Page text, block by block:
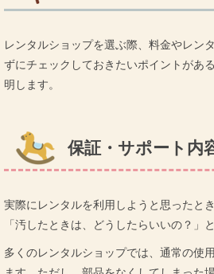
レンタルショップを選ぶ際、料金やレン
ずにチェックしておきたいポイントがあ
明します。
保証・サポート内
実際にレンタルを利用しようと思ったと
「汚したときは、どうしたらいいの？」
多くのレンタルショップでは、通常の使